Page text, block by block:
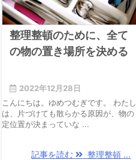
整理整頓のために、全て
の物の置き場所を決める
2022年12月28日
こんにちは。ゆめつむぎです。 わたし
は、片づけても散らかる原因が、物の
定位置が決まっていな ...
記事を読む 整理整頓 ...